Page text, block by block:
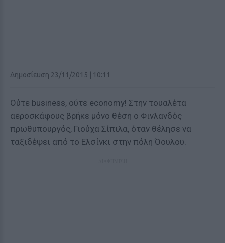
Δημοσίευση 23/11/2015 | 10:11
Ούτε business, ούτε economy! Στην τουαλέτα
αεροσκάφους βρήκε μόνο θέση ο Φινλανδός
πρωθυπουργός, Γιούχα Σίπιλα, όταν θέλησε να
ταξιδέψει από το Ελσίνκι στην πόλη Όουλου.